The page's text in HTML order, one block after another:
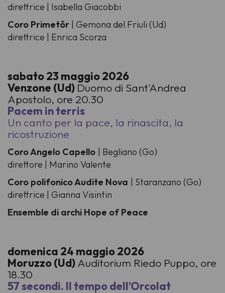
direttrice | Isabella Giacobbi
Coro Primetôr | Gemona del Friuli (Ud)
direttrice | Enrica Scorza
sabato 23 maggio 2026
Venzone (Ud) Duomo di Sant'Andrea
Apostolo, ore 20.30
Pacem in terris
Un canto per la pace, la rinascita, la
ricostruzione
Coro Angelo Capello | Begliano (Go)
direttore | Marino Valente
Coro polifonico Audite Nova | Staranzano (Go)
direttrice | Gianna Visintin
Ensemble di archi Hope of Peace
domenica 24 maggio 2026
Moruzzo (Ud) Auditorium Riedo Puppo, ore
18.30
57 secondi. Il tempo dell’Orcolat